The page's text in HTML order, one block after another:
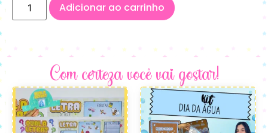
Adicionar ao carrinho
Com certeza você vai gostar!